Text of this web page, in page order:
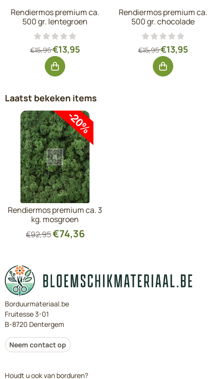
Rendiermos premium ca.
500 gr. lentegroen
Van 15,95 voor 13,95, exclusief btw: 11,53
€15,95€13,95
Rendiermos premium ca.
500 gr. chocolade
Van 15,95 voor
€15,95€13,95
Laatst bekeken items
Rendiermos premium ca. 3
kg. mosgroen
€92,95€74,36
Borduurmateriaal.be
Fruitesse 3-01
B-8720 Dentergem
Neem contact op
Houdt u ook van borduren?